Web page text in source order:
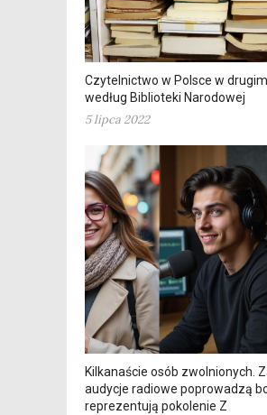
Czytelnictwo w Polsce w drugim
według Biblioteki Narodowej
5 lipca 2022
Kilkanaście osób zwolnionych.
audycje radiowe poprowadzą
reprezentują pokolenie Z